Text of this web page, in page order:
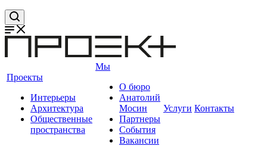
Проекты
Интерьеры
Архитектура
Общественные
пространства
Мы
О бюро
Анатолий
Мосин
Партнеры
События
Вакансии
Услуги Контакты